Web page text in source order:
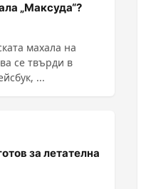
„Максуда“?
махала на
се твърди в
...
за летателна